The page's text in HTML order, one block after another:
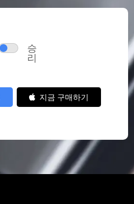
승
리
지금 구매하기